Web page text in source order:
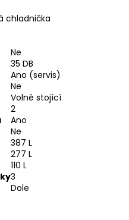
chladnička
Ne
35 DB
Ano (servis)
Ne
Volně stojící
2
Ano
Ne
387 L
277 L
110 L
3
Dole